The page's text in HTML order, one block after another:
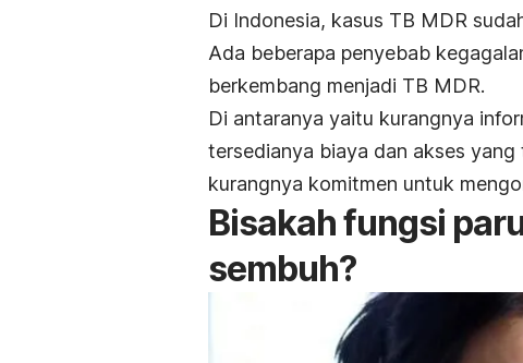
Di Indonesia, kasus TB MDR
Ada beberapa penyebab
berkembang menjadi TB MDR.
Di antaranya yaitu kurangnya
tersedianya biaya dan akses
kurangnya komitmen untuk
Bisakah fungsi
sembuh?